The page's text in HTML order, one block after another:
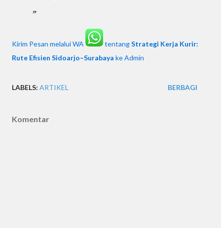
Kirim Pesan melalui WA tentangStrategi Kerja Kurir:
Rute Efisien Sidoarjo–Surabaya ke Admin
LABELS: ARTIKEL BERBAGI
Komentar